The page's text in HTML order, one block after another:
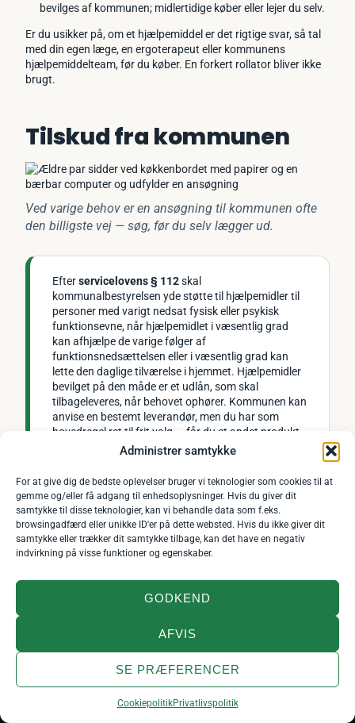
Administrer samtykke
For at give dig de bedste oplevelser bruger vi teknologier som cookies til at
gemme og/eller få adgang til enhedsoplysninger. Hvis du giver dit
samtykke til disse teknologier, kan vi behandle data som f.eks.
browsingadfærd eller unikke ID'er på dette websted. Hvis du ikke giver dit
samtykke eller trækker dit samtykke tilbage, kan det have en negativ
indvirkning på visse funktioner og egenskaber.
GODKEND
AFVIS
SE PRÆFERENCER
CookiepolitikPrivatlivspolitik
bevilges af kommunen; midlertidige køber eller lejer du selv.
Er du usikker på, om et hjælpemiddel er det rigtige svar, så tal
med din egen læge, en ergoterapeut eller kommunens
hjælpemiddelteam, før du køber. En forkert rollator bliver ikke
brugt.
Tilskud fra kommunen
Ved varige behov er en ansøgning til kommunen ofte
den billigste vej — søg, før du selv lægger ud.
Efterservicelovens § 112skal
kommunalbestyrelsen yde støtte til hjælpemidler til
personer med varigt nedsat fysisk eller psykisk
funktionsevne, når hjælpemidlet i væsentlig grad
kan afhjælpe de varige følger af
funktionsnedsættelsen eller i væsentlig grad kan
lette den daglige tilværelse i hjemmet. Hjælpemidler
bevilget på den måde er et udlån, som skal
tilbageleveres, når behovet ophører. Kommunen kan
anvise en bestemt leverandør, men du har som
hovedregel ret til frit valg — får du et andet produkt
end det anviste, kan du selv skulle betale
Kort sagt: Har du et varigt behov, så søg kommunen først. Har
du et midlertidigt behov — eller vil du selv vælge model — så
køb, og brug prissammenligningen her til ikke at betale for
meget.
Der er tre veje, og de fungerer forskelligt.Tekniske
som rollator, kørestol og toiletforhøjer låner du
som ortopædisk fodtøj og
spænder ben — dørtrinnet, badeværelset — kan der søges om
boligændringer. Du kan få tilskud gennem den digitale
selvbetjening på borger.dk, eller ved at kontakte kommunen
×